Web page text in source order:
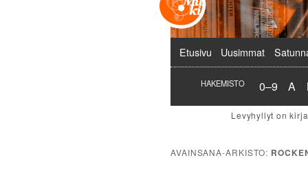
Päävalikko
Etusivu Uusimmat
HAKEMISTO 0–9 A
AVAINSANA-ARKISTO: